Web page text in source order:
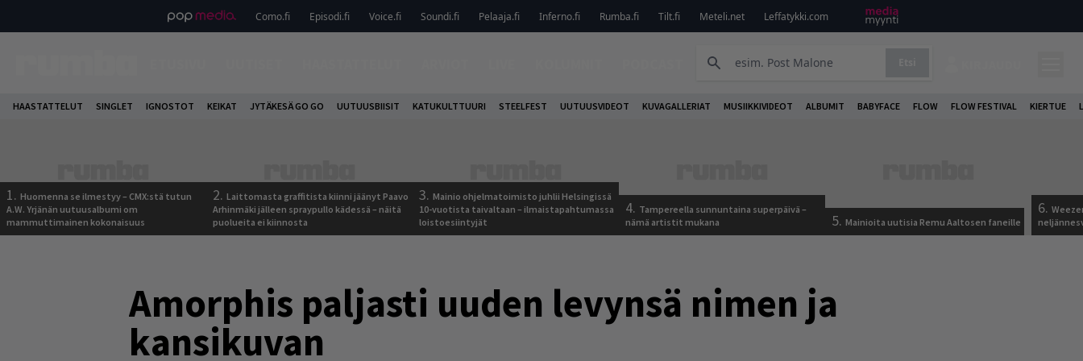
Como.fi Episodi.fi Voice.fi Soundi.fi Pelaaja.fi Inferno.fi Rumba.fi Tilt.fi Meteli.net Leffatykki.com
HAASTATTELUT SINGLET IGNOSTOT KEIKAT JYTÄKESÄ GO GO UUTUUSBIISIT KATUKULTTUURI STEELFEST UUTUUSVIDEOT KUVAGALLERIAT MUSIIKKIVIDEOT ALBUMIT BABYFACE FLOW FLOW FESTIVAL KIERTUE
1. Huomenna se ilmestyy – CMX:stä tutun
A.W. Yrjänän uutuusalbumi om
mammuttimainen kokonaisuus
2. Laittomasta graffitista kiinni jäänyt Paavo
Arhinmäki jälleen spraypullo kädessä – näitä
puolueita ei kiinnosta
3. Mainio ohjelmatoimisto juhlii Helsingissä
10-vuotista taivaltaan – ilmaistapahtumassa
loistoesiintyjät
4. Tampereella sunnuntaina superpäivä –
nämä artistit mukana
5. Mainioita uutisia Remu Aaltosen faneille
6.
Amorphis paljasti uuden levynsä nimen ja
kansikuvan